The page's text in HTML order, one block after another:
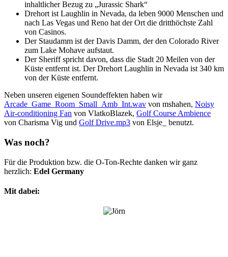
inhaltlicher Bezug zu „Jurassic Shark“
Drehort ist Laughlin in Nevada, da leben 9000 Menschen und
nach Las Vegas und Reno hat der Ort die dritthöchste Zahl
von Casinos.
Der Staudamm ist der Davis Damm, der den Colorado River
zum Lake Mohave aufstaut.
Der Sheriff spricht davon, dass die Stadt 20 Meilen von der
Küste entfernt ist. Der Drehort Laughlin in Nevada ist 340 km
von der Küste entfernt.
Neben unseren eigenen Soundeffekten haben wir
Arcade_Game_Room_Small_Amb_Int.wav von mshahen, Noisy
Air-conditioning Fan von VlatkoBlazek, Golf Course Ambience
von Charisma Vig und Golf Drive.mp3 von Elsje_ benutzt.
Was noch?
Für die Produktion bzw. die O-Ton-Rechte danken wir ganz
herzlich: Edel Germany
Mit dabei: